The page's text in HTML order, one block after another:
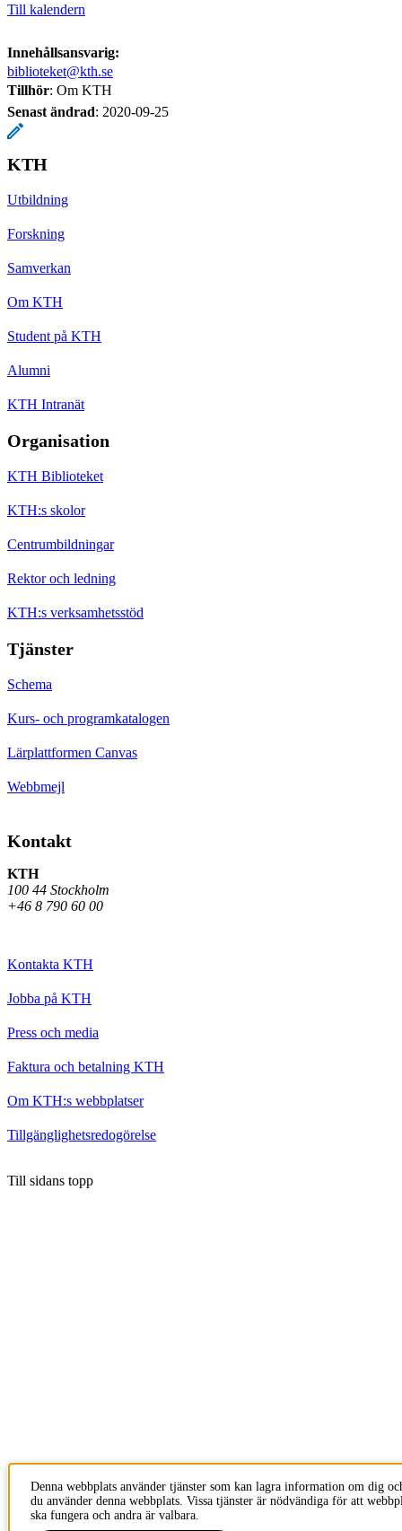
Till kalendern
Innehållsansvarig:
biblioteket@kth.se
Tillhör: Om KTH
Senast ändrad: 2020-09-25
KTH
Utbildning
Forskning
Samverkan
Om KTH
Student på KTH
Alumni
KTH Intranät
Organisation
KTH Biblioteket
KTH:s skolor
Centrumbildningar
Rektor och ledning
KTH:s verksamhetsstöd
Tjänster
Schema
Kurs- och programkatalogen
Lärplattformen Canvas
Webbmejl
Kontakt
KTH
100 44 Stockholm
+46 8 790 60 00
Kontakta KTH
Jobba på KTH
Press och media
Faktura och betalning KTH
Om KTH:s webbplatser
Tillgänglighetsredogörelse
Till sidans topp
Denna webbplats använder tjänster som kan lagra information om dig
du använder denna webbplats. Vissa tjänster är nödvändiga för att
ska fungera och andra är valbara.